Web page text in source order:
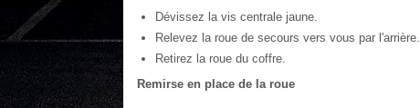
Dévissez la vis centrale jaune.
Relevez la roue de secours vers vous par l'arrière.
Retirez la roue du coffre.
Remirse en place de la roue